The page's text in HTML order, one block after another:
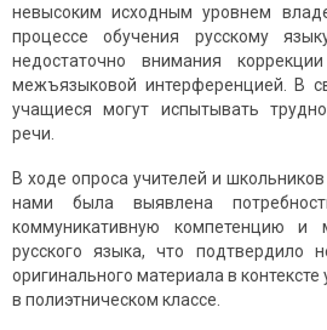
невысоким исходным уровнем
процессе обучения русскому
недостаточно внимания
межъязыковой интерференцией. В
учащиеся могут испытывать
речи.
В ходе опроса учителей и
нами была выявлена
коммуникативную компетенцию и
русского языка, что подтвердило
оригинального материала в
в полиэтническом классе.